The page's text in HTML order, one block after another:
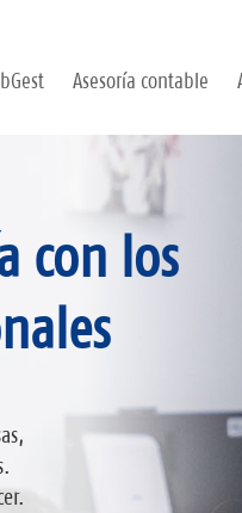
Asesoría contable
y
de
Empresas
con los